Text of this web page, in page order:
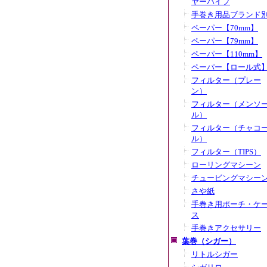
手巻き用品ブランド別
ペーパー【70mm】
ペーパー【79mm】
ペーパー【110mm】
ペーパー【ロール式】
フィルター（プレー
ン）
フィルター（メンソ
ル）
フィルター（チャコ
ル）
フィルター（TIPS）
ローリングマシーン
チュービングマシー
さや紙
手巻き用ポーチ・ケ
ス
手巻きアクセサリー
葉巻（シガー）
リトルシガー